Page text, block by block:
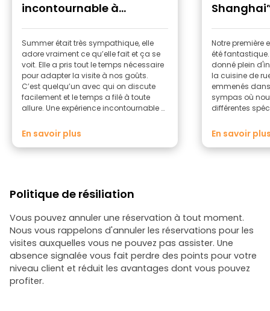
incontournable à
Shanghai”
Summer était très sympathique, elle
adore vraiment ce qu’elle fait et ça se
voit. Elle a pris tout le temps nécessaire
pour adapter la visite à nos goûts.
C’est quelqu’un avec qui on discute
facilement et le temps a filé à toute
allure. Une expérience incontournable si
des restaurants de Shanghai.
En savoir plus
Notre première
été
donné plein
la cuisine de
emmenés
sympas où
différentes
Summerhaha
En savoir
Politique de résiliation
Vous pouvez annuler une réservation à tout moment.
Nous vous rappelons d'annuler les réservations pour les
visites auxquelles vous ne pouvez pas assister. Une
absence signalée vous fait perdre des points pour votre
niveau client et réduit les avantages dont vous pouvez
profiter.